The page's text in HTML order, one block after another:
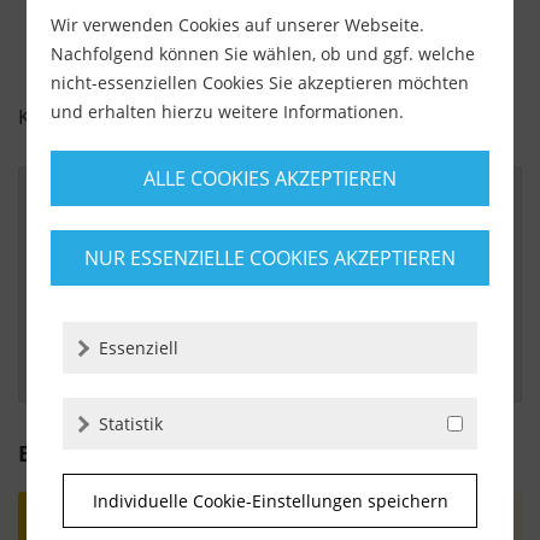
KUNDENBEWERTUNGEN FÜR
Hendrik Schürmann
27.09.2016
Schleift sehr gut alle Kanten! Liegt gut in der Hand!
Bewertung schreiben
Bewertungen werden nach Überprüfung
Wir verwenden Cookies auf unserer Webseite.
Nachfolgend können Sie wählen, ob und ggf. welche
nicht-essenziellen Cookies Sie akzeptieren möchten
und erhalten hierzu weitere Informationen.
ALLE COOKIES AKZEPTIEREN
NUR ESSENZIELLE COOKIES AKZEPTIEREN
Essenziell
Statistik
Individuelle Cookie-Einstellungen speichern